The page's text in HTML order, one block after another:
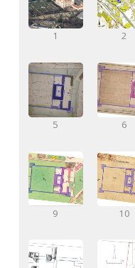
1 2
5 6
9 10